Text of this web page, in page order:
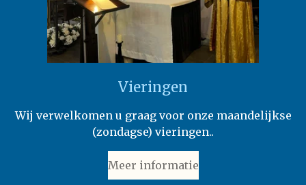
Vieringen
Wij verwelkomen u graag voor onze maandelijkse
(zondagse) vieringen..
Meer informatie